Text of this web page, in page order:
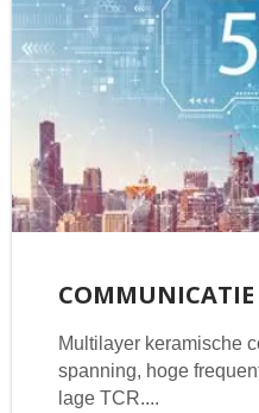
COMMUNICATIE
Multilayer keramische
spanning, hoge
lage TCR....